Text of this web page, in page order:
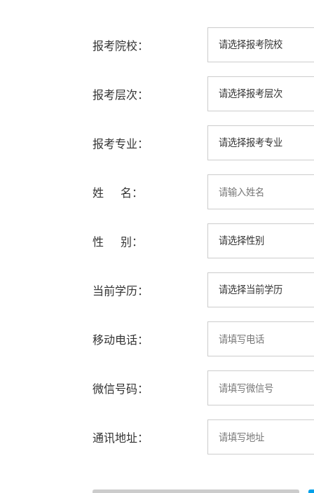
报考院校：
报考层次：
报考专业：
姓 名：
性 别：
当前学历：
移动电话：
微信号码：
通讯地址：